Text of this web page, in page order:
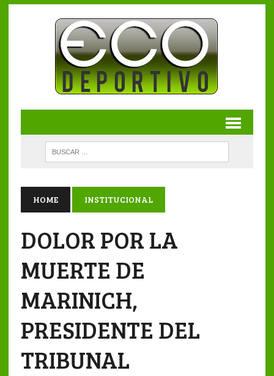
HOME INSTITUCIONAL
DOLOR POR LA
MUERTE DE
MARINICH,
PRESIDENTE DEL
TRIBUNAL